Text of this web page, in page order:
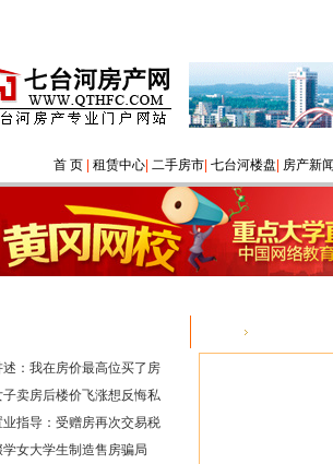
首 页| 租赁中心| 二手房市| 七台河楼盘 房产新
述：我在房价最高位买了房
子卖房后楼价飞涨想反悔私
业指导：受赠房再次交易税
学女大学生制造售房骗局